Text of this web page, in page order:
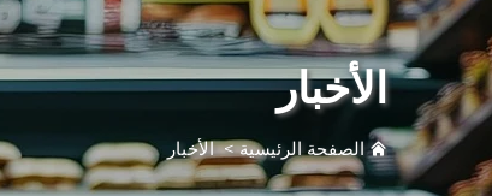
الأخبار
الصفحة الرئيسية>الأخبار